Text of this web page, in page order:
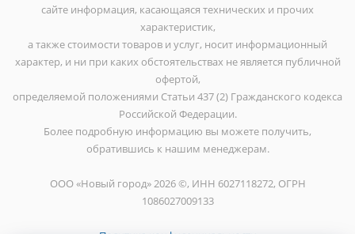
сайте информация, касающаяся технических и прочих
характеристик,
а также стоимости товаров и услуг, носит информационный
характер, и ни при каких обстоятельствах не является публичной
офертой,
определяемой положениями Статьи 437 (2) Гражданского кодекса
Российской Федерации.
Более подробную информацию вы можете получить,
обратившись к нашим менеджерам.
ООО «Новый город» 2026 ©, ИНН 6027118272, ОГРН
1086027009133